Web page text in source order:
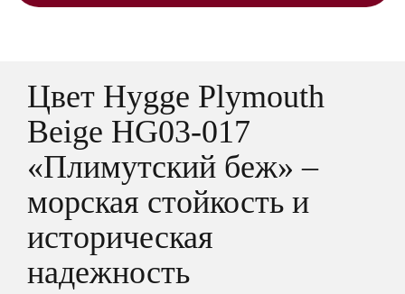
Цвет Hygge Plymouth
Beige HG03-017
«Плимутский беж» –
морская стойкость и
историческая
надежность